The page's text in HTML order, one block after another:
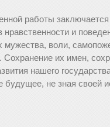
работы
нравственности и
воли,
Сохранение их имен,
нашего
будущее, не зная своей